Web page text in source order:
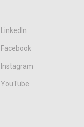
LinkedIn
Facebook
Instagram
YouTube